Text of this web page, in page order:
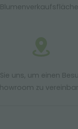
uns, um einen
zu